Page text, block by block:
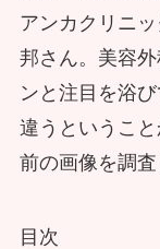
アンカクリニ
邦さん。美容
ンと注目を浴
違うというこ
前の画像を調査
目次